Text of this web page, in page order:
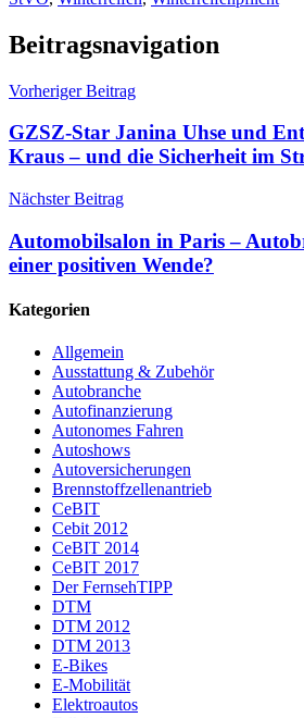
Beitragsnavigation
Vorheriger Beitrag
GZSZ-Star Janina Uhse und
Kraus – und die Sicherheit im
Nächster Beitrag
Automobilsalon in Paris –
einer positiven Wende?
Kategorien
Allgemein
Ausstattung & Zubehör
Autobranche
Autofinanzierung
Autonomes Fahren
Autoshows
Autoversicherungen
Brennstoffzellenantrieb
CeBIT
Cebit 2012
CeBIT 2014
CeBIT 2017
Der FernsehTIPP
DTM
DTM 2012
DTM 2013
E-Bikes
E-Mobilität
Elektroautos